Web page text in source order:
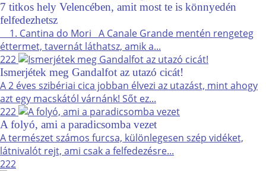
7 titkos hely Velencében, amit most te is könnyedén
felfedezhetsz
1. Cantina do Mori A Canale Grande mentén rengeteg
éttermet, tavernát láthatsz, amik a...
222
Ismerjétek meg Gandalfot az utazó cicát!
A 2 éves szibériai cica jobban élvezi az utazást, mint ahogy
azt egy macskától várnánk! Sőt ez...
222
A folyó, ami a paradicsomba vezet
A természet számos furcsa, különlegesen szép vidéket,
látnivalót rejt, ami csak a felfedezésre...
222